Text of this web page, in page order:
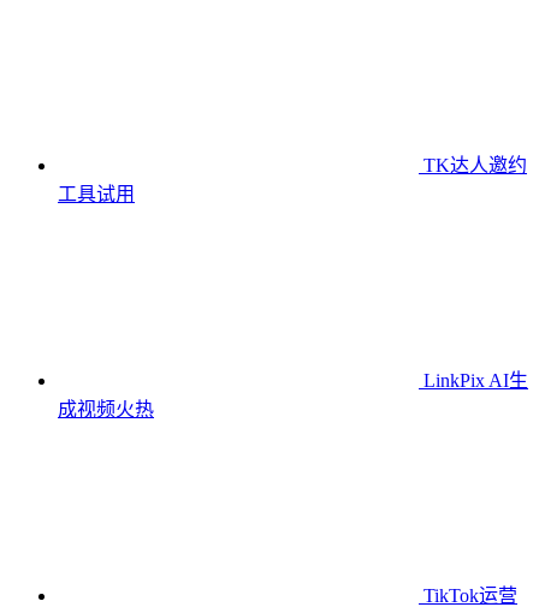
TK达人邀约
工具试用
LinkPix AI生
成视频火热
TikTok运营